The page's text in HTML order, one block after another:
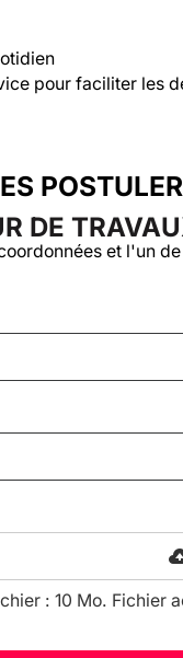
pour faciliter les
DE
et l'un
: 10 Mo. Fichier